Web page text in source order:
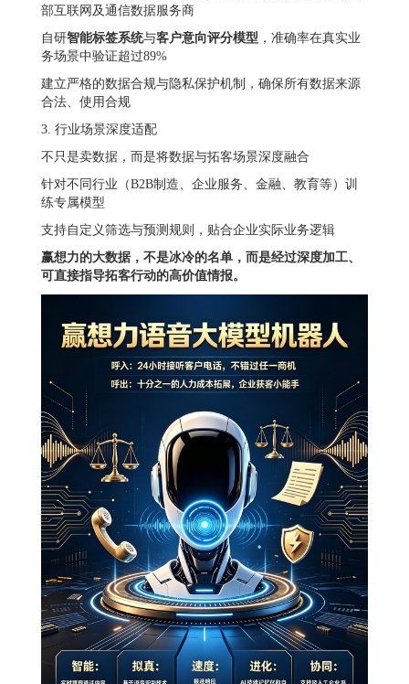
部互联网及通信数据服务商
自研智能标签系统与客户意向评分模型 ，准确率在真实业
务场景中验证超过89%
建立严格的数据合规与隐私保护机制，确保所有数据来源
合法、使用合规
3. 行业场景深度适配
不只是卖数据，而是将数据与拓客场景深度融合
针对不同行业（B2B制造、企业服务、金融、教育等）训
练专属模型
支持自定义筛选与预测规则，贴合企业实际业务逻辑
赢想力的大数据，不是冰冷的名单，而是经过深度加工、
可直接指导拓客行动的高价值情报。